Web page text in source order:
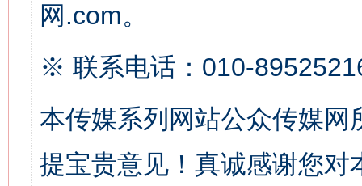
网.com。
※ 联系电话：010-
本传媒系列网站公众传媒
提宝贵意见！真诚感谢您